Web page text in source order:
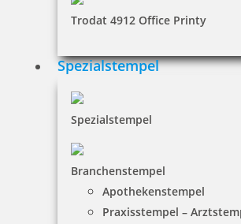
Trodat 4912 Office Printy
Spezialstempel
Spezialstempel
Branchenstempel
Apothekenstempel
Praxisstempel –